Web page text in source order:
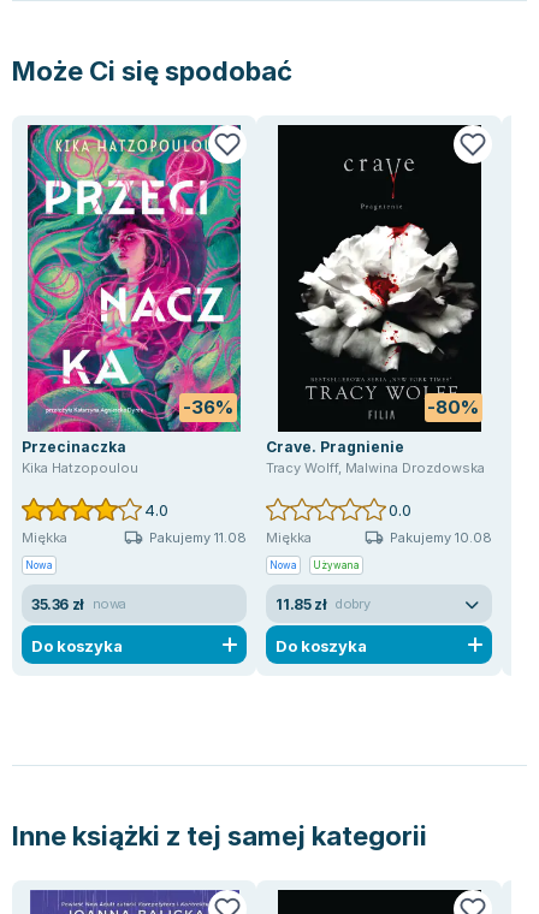
Lucinda Riley
Może Ci się spodobać
-36%
Przecinaczka
Kika Hatzopoulou
4.0
Miękka Pakujemy 11.08
Nowa
35.36 zł nowa
Do koszyka
-80%
Crave. Pragnienie
Tracy Wolff, Malwina Drozdowska
0.0
Miękka Pakujemy 10.08
Nowa Używana
11.85 zł dobry
Do koszyka
Inne książki z tej samej kategorii